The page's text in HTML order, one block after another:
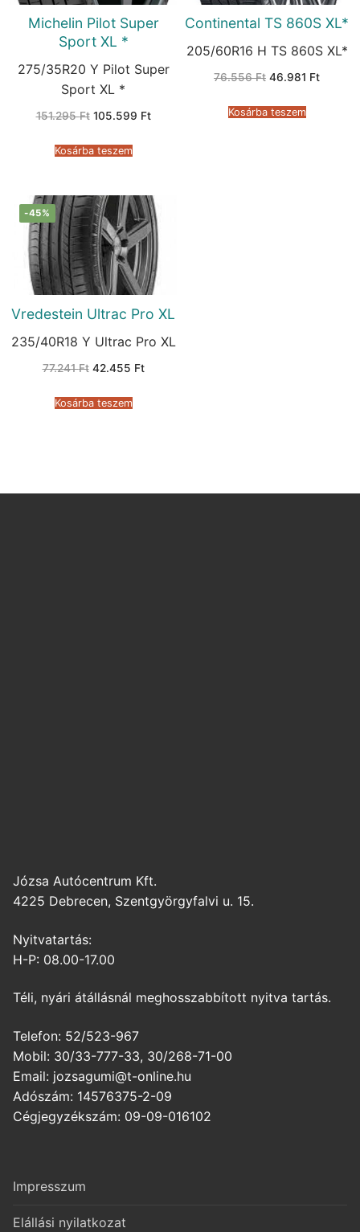
Michelin Pilot Super
Sport XL *
275/35R20 Y Pilot Super
Sport XL *
151.295Ft Original
151.295 Ft.
105.599 FtCurrent
Kosárba teszem
Continental TS 860S XL*
205/60R16 H TS 860S XL*
76.556Ft Original
76.556 Ft.
46.981 FtCurrent
Kosárba teszem
-45%
Vredestein Ultrac Pro XL
235/40R18 Y Ultrac Pro XL
77.241Ft Original
77.241 Ft.
42.455 FtCurrent
Kosárba teszem
Józsa Autócentrum Kft.
4225 Debrecen, Szentgyörgyfalvi u. 15.
Nyitvatartás:
H-P: 08.00-17.00
Téli, nyári átállásnál meghosszabbított nyitva tartás.
Telefon: 52/523-967
Mobil: 30/33-777-33, 30/268-71-00
Email: jozsagumi@t-online.hu
Adószám: 14576375-2-09
Cégjegyzékszám: 09-09-016102
Impresszum
Elállási nyilatkozat